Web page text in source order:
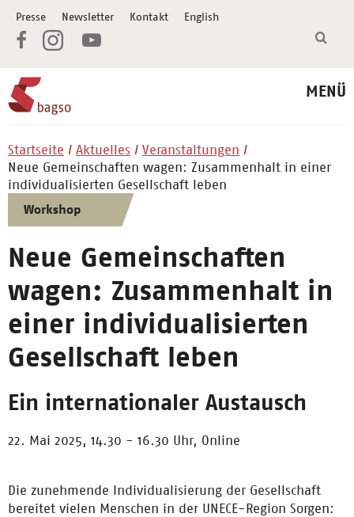
Presse Newsletter Kontakt English
MENÜ
Startseite Aktuelles
Veranstaltungen
Neue Gemeinschaften wagen: Zusammenhalt in einer
individualisierten Gesellschaft leben
Workshop
Neue Gemeinschaften
wagen: Zusammenhalt in
einer individualisierten
Gesellschaft leben
Ein internationaler Austausch
22. Mai 2025, 14.30 - 16.30 Uhr, Online
Die zunehmende Individualisierung der Gesellschaft
bereitet vielen Menschen in der UNECE-Region Sorgen: